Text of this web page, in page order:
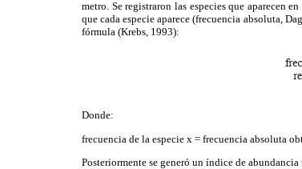
metro. Se registraron las especies que aparecen
que cada especie aparece (frecuencia absoluta,
fórmula (Krebs, 1993):
Donde:
frecuencia de la especie x = frecuencia absoluta
Posteriormente se generó un índice de